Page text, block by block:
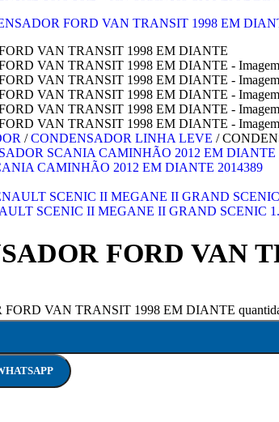
/ CONDENSADOR LINHA LEVE /
CAMINHÃO 2012 EM DIANTE 2014389
SCENIC II MEGANE II GRAND SCENIC
FORD VAN
VAN TRANSIT 1998 EM DIANTE